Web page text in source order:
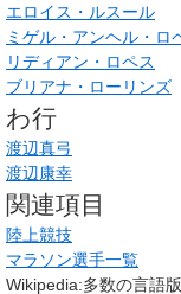
エロイス・ルスール
ミゲル・アンヘル・ロ
リディアン・ロペス
ブリアナ・ローリンズ
わ行
渡辺真弓
渡辺康幸
関連項目
陸上競技
マラソン選手一覧
Wikipedia:多数の言語